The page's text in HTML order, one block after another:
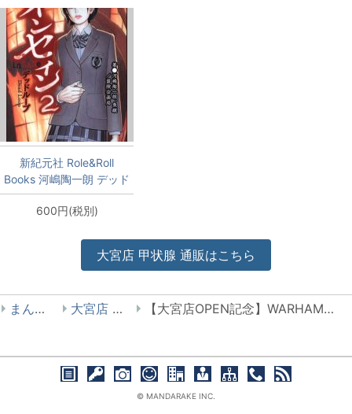
新紀元社 Role&Roll
Books 河嶋陶一朗 デッド
ループ/インセイン2 2
600円(税別)
大宮店 甲状腺 通販はこちら
まんだらけ 大宮店 甲状腺 【大宮店OPEN記念】WARHAMMER限定モデル「TZARKETH BANE OF LAW 法を滅ぼす者 ツァルケス」出します
© MANDARAKE INC.